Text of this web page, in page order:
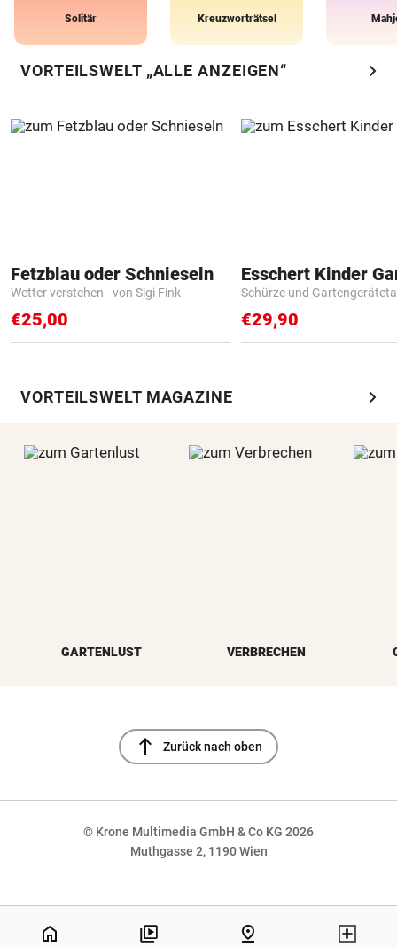
Solitär Kreuzworträtsel
VORTEILSWELT „ALLE ANZEIGEN“ chevron_right
Fetzblau oder Schnieseln
Wetter verstehen - von Sigi Fink
€25,00
Schürze und
€29,90
VORTEILSWELT MAGAZINE chevron_right
GARTENLUST VERBRECHEN
north Zurück nach oben
© Krone Multimedia GmbH & Co KG 2026
Muthgasse 2, 1190 Wien
home pin_drop
NaN%